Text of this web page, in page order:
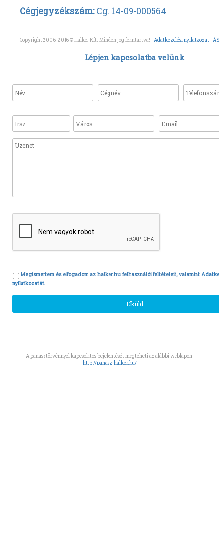
Cégjegyzékszám:Cg. 14-09-000564
Copyright 2006-2016 © Halker Kft. Minden jog fenntartva! - Adatkezelési nyilatkozat |
Lépjen kapcsolatba velünk
Megismertem és elfogadom az halker.hu felhasználói feltételeit, valamint
nyilatkozatát.
A panasztörvénnyel kapcsolatos bejelentését megteheti az alábbi weblapon:
http://panasz.halker.hu/